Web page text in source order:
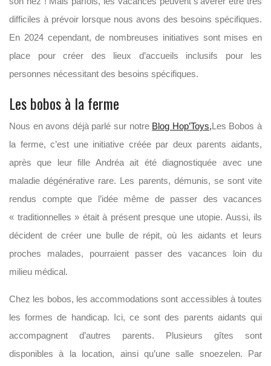
difficiles à prévoir lorsque nous avons des besoins spécifiques.
En 2024 cependant, de nombreuses initiatives sont mises en
place pour créer des lieux d’accueils inclusifs pour les
personnes nécessitant des besoins spécifiques.
Les bobos à la ferme
Nous en avons déjà parlé sur notre Blog Hop’Toys,Les Bobos à
la ferme, c’est une initiative créée par deux parents aidants,
après que leur fille Andréa ait été diagnostiquée avec une
maladie dégénérative rare. Les parents, démunis, se sont vite
rendus compte que l’idée même de passer des vacances
« traditionnelles » était à présent presque une utopie. Aussi, ils
décident de créer une bulle de répit, où les aidants et leurs
proches malades, pourraient passer des vacances loin du
milieu médical.
Chez les bobos, les accommodations sont accessibles à toutes
les formes de handicap. Ici, ce sont des parents aidants qui
accompagnent d’autres parents. Plusieurs gîtes sont
disponibles à la location, ainsi qu’une salle snoezelen. Par